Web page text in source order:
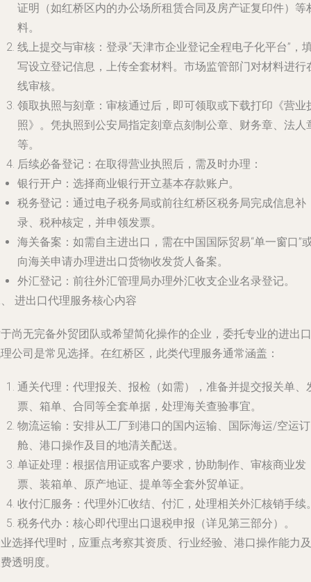
证明（如红桥区内的办公场所租赁合同及房产证复印件）等
料。
线上提交与审核 ：登录“天津市企业登记全程电子化平台”，
写设立登记信息，上传全套材料。市场监管部门对材料进行
线审核。
领取执照与刻章 ：审核通过后，即可领取或下载打印《营业
照》。凭执照到公安局指定刻章点刻制公章、财务章、法人
等。
后续必备登记 ：在取得营业执照后，需及时办理：
银行开户 ：选择商业银行开立基本存款账户。
税务登记 ：通过电子税务局或前往红桥区税务局完成信息补
录、税种核定，并申领发票。
海关备案 ：如需自主进出口，需在中国国际贸易“单一窗口”
向海关申请办理进出口货物收发货人备案。
外汇登记 ：前往外汇管理局办理外汇收支企业名录登记。
进出口代理服务核心内容
尚无完备外贸团队或希望简化操作的企业，委托专业的进出口
公司是常见选择。在红桥区，此类代理服务通常涵盖：
通关代理 ：代理报关、报检（如需），准备并提交报关单、
票、箱单、合同等全套单据，处理海关查验事宜。
物流运输 ：安排从工厂到港口的国内运输、国际海运/空运订
舱、港口操作及目的地清关配送。
单证处理 ：根据信用证或客户要求，协助制作、审核商业发
票、装箱单、原产地证、提单等全套外贸单证。
收付汇服务 ：代理外汇收结、付汇，处理相关外汇核销手续
税务代办 ： 核心即代理出口退税申报 （详见第三部分）。
选择代理时，应重点考察其资质、行业经验、港口操作能力及
透明度。